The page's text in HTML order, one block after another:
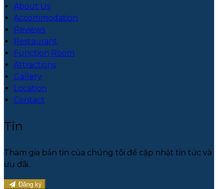
About Us
Accommodation
Reviews
Restaurant
Function Room
Attractions
Gallery
Location
Contact
Tin
Tham gia bản tin của chúng tôi để cập nhật tin tức và
ưu đãi.
Đăng ký